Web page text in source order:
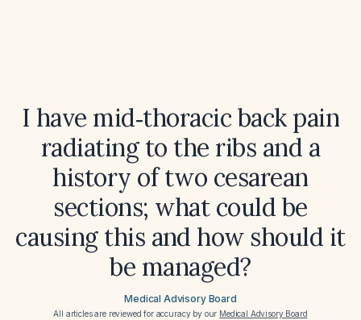
I have mid‑thoracic back pain
radiating to the ribs and a
history of two cesarean
sections; what could be
causing this and how should it
be managed?
Medical Advisory Board
All articles are reviewed for accuracy by our Medical Advisory Board